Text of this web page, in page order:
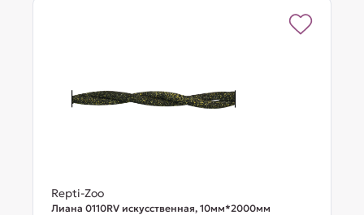
Repti-Zoo
Лиана 0110RV искусственная, 10мм*2000мм